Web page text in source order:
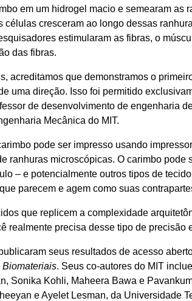
em um hidrogel macio e semearam as
células cresceram ao longo dessas
estimularam as fibras, o
das fibras.
acreditamos que demonstramos o
uma direção. Isso foi permitido
de desenvolvimento de engenharia
Mecânica do MIT.
pode ser impresso usando
ranhuras microscópicas. O carimbo pode
– e potencialmente outros tipos de
parecem e agem como suas
que replicem a complexidade
realmente precisa desse tipo de precisão
seus resultados de acesso
. Seus co-autores do MIT
Sonika Kohli, Maheera Bawa e
e Ayelet Lesman, da Universidade